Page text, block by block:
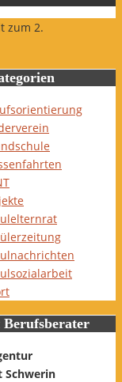
zum 2.
Schwerin